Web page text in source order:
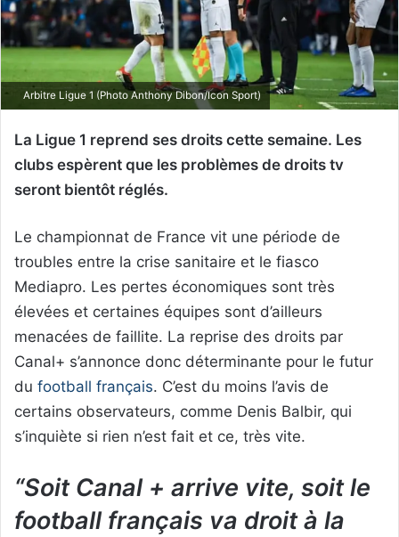
Arbitre Ligue 1 (Photo Anthony Dibon/Icon Sport)
La Ligue 1 reprend ses droits cette semaine. Les
clubs espèrent que les problèmes de droits tv
seront bientôt réglés.
Le championnat de France vit une période de
troubles entre la crise sanitaire et le fiasco
Mediapro. Les pertes économiques sont très
élevées et certaines équipes sont d’ailleurs
menacées de faillite. La reprise des droits par
Canal+ s’annonce donc déterminante pour le futur
du football français. C’est du moins l’avis de
certains observateurs, comme Denis Balbir, qui
s’inquiète si rien n’est fait et ce, très vite.
“Soit Canal + arrive vite, soit le
football français va droit à la